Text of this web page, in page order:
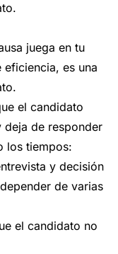
juega en tu
es una
el candidato
deja de responder
los tiempos:
y decisión
de varias
el candidato no